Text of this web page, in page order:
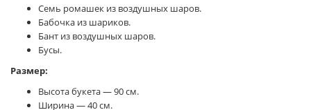
Семь ромашек из воздушных шаров.
Бабочка из шариков.
Бант из воздушных шаров.
Бусы.
Размер:
Высота букета — 90 см.
Ширина — 40 см.